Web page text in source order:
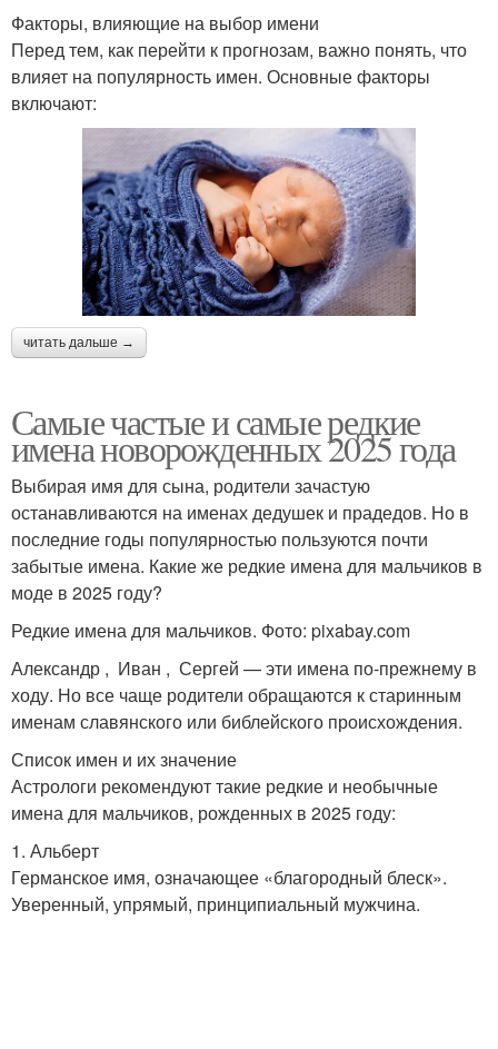
Факторы, влияющие на выбор имени
Перед тем, как перейти к прогнозам, важно понять, что
влияет на популярность имен. Основные факторы
включают:
читать дальше →
Самые частые и самые редкие
имена новорожденных 2025 года
Выбирая имя для сына, родители зачастую
останавливаются на именах дедушек и прадедов. Но в
последние годы популярностью пользуются почти
забытые имена. Какие же редкие имена для мальчиков в
моде в 2025 году?
Редкие имена для мальчиков. Фото: pixabay.com
Александр , Иван , Сергей — эти имена по-прежнему в
ходу. Но все чаще родители обращаются к старинным
именам славянского или библейского происхождения.
Список имен и их значение
Астрологи рекомендуют такие редкие и необычные
имена для мальчиков, рожденных в 2025 году:
1. Альберт
Германское имя, означающее «благородный блеск».
Уверенный, упрямый, принципиальный мужчина.